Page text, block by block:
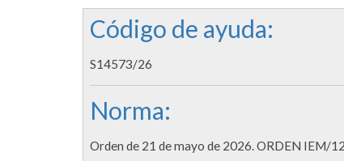
Código de ayuda:
S14573/26
Norma:
Orden de 21 de mayo de 2026. ORDEN IEM/